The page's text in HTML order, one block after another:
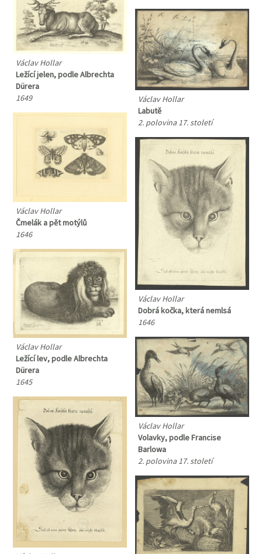
Václav Hollar
Ležící jelen, podle Albrechta
Dürera
1649
Václav Hollar
Labutě
2. polovina 17. století
Václav Hollar
Čmelák a pět motýlů
1646
Václav Hollar
Dobrá kočka, která nemlsá
1646
Václav Hollar
Ležící lev, podle Albrechta
Dürera
1645
Václav Hollar
Volavky, podle Francise
Barlowa
2. polovina 17. století